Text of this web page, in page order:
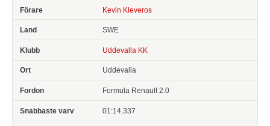
Kevin Kleveros
SWE
Uddevalla KK
Uddevalla
Formula Renault 2.0
01:14.337